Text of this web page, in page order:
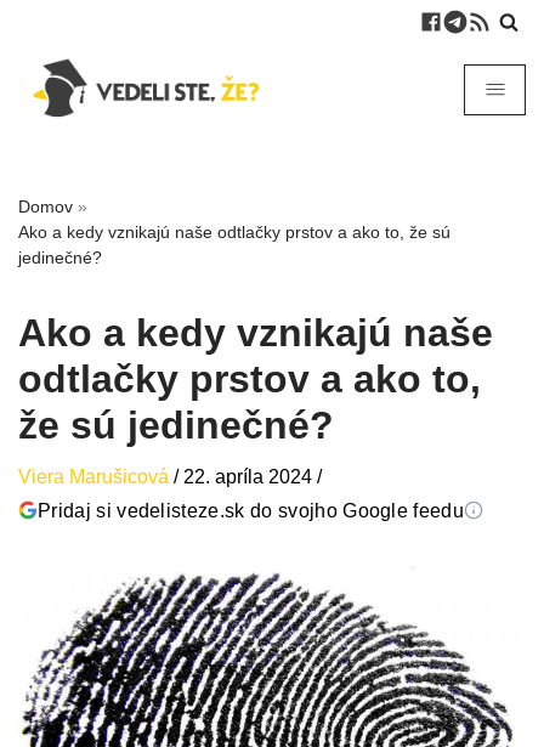
Domov »
Ako a kedy vznikajú naše odtlačky prstov a ako to, že sú
jedinečné?
Ako a kedy vznikajú naše
odtlačky prstov a ako to,
že sú jedinečné?
Viera Marušicová / 22. apríla 2024 /
Pridaj si vedelisteze.sk do svojho Google feedu